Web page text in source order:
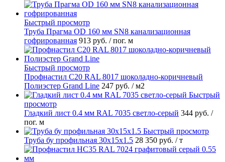
Быстрый просмотр
Труба Прагма OD 160 мм SN8 канализационная
гофрированная 913 руб. / пог. м
Быстрый просмотр
Профнастил С20 RAL 8017 шоколадно-коричневый
Полиэстер Grand Line 247 руб. / м2
Быстрый
просмотр
Гладкий лист 0.4 мм RAL 7035 светло-серый 344 руб. /
пог. м
Быстрый просмотр
Труба бу профильная 30х15х1.5 28 350 руб. / т